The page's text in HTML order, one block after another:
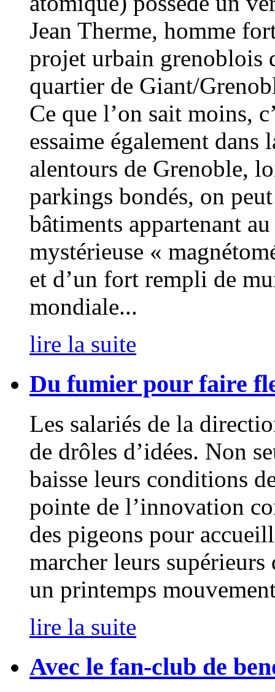
Jean Therme, homme
projet urbain grenoblois
quartier de Giant/
Ce que l’on sait moins,
essaime également
alentours de Grenoble,
parkings bondés, on
bâtiments appartenant
mystérieuse «
et d’un fort rempli de
mondiale...
lire la suite
Du fumier pour faire
Les salariés de la
de drôles d’idées. Non
baisse leurs conditions
pointe de l’innovation
des pigeons pour
marcher leurs
un printemps
lire la suite
Avec le fan-club de